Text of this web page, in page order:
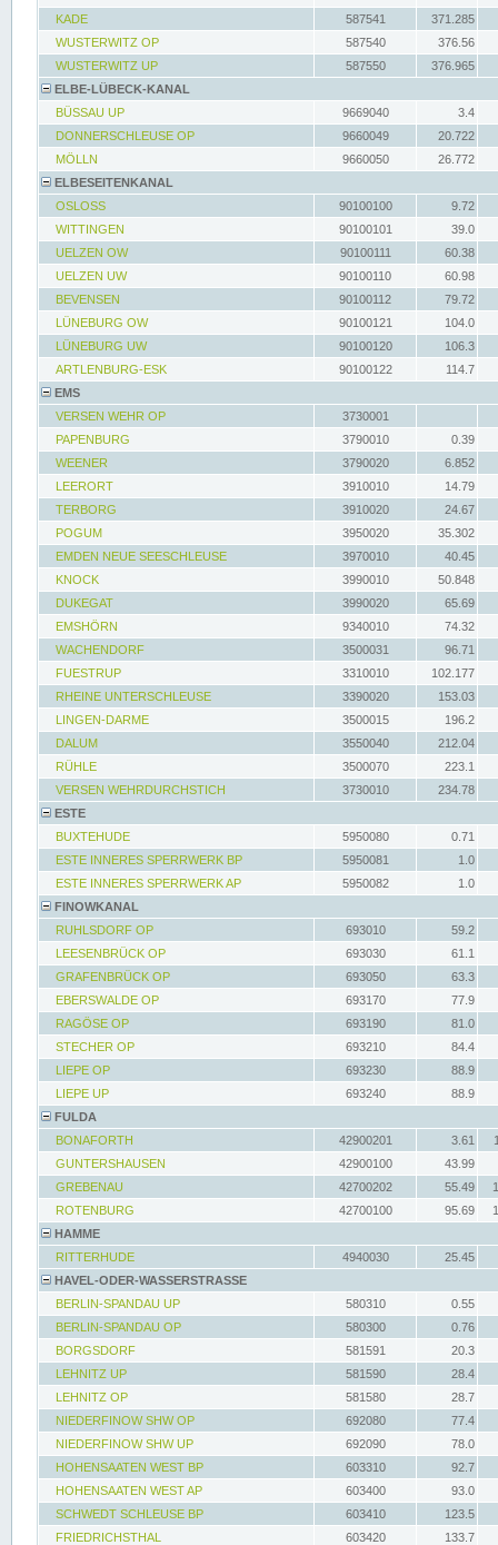
KADE
587541
371.285
WUSTERWITZ OP
587540
376.56
WUSTERWITZ UP
587550
376.965
ELBE-LÜBECK-KANAL
BÜSSAU UP
9669040
3.4
DONNERSCHLEUSE OP
9660049
20.722
MÖLLN
9660050
26.772
ELBESEITENKANAL
OSLOSS
90100100
9.72
WITTINGEN
90100101
39.0
UELZEN OW
90100111
60.38
UELZEN UW
90100110
60.98
BEVENSEN
90100112
79.72
LÜNEBURG OW
90100121
104.0
LÜNEBURG UW
90100120
106.3
ARTLENBURG-ESK
90100122
114.7
EMS
VERSEN WEHR OP
3730001
PAPENBURG
3790010
0.39
WEENER
3790020
6.852
LEERORT
3910010
14.79
TERBORG
3910020
24.67
POGUM
3950020
35.302
EMDEN NEUE SEESCHLEUSE
3970010
40.45
KNOCK
3990010
50.848
DUKEGAT
3990020
65.69
EMSHÖRN
9340010
74.32
WACHENDORF
3500031
96.71
FUESTRUP
3310010
102.177
RHEINE UNTERSCHLEUSE
3390020
153.03
LINGEN-DARME
3500015
196.2
DALUM
3550040
212.04
RÜHLE
3500070
223.1
VERSEN WEHRDURCHSTICH
3730010
234.78
ESTE
BUXTEHUDE
5950080
0.71
ESTE INNERES SPERRWERK BP
5950081
1.0
ESTE INNERES SPERRWERK AP
5950082
1.0
FINOWKANAL
RUHLSDORF OP
693010
59.2
LEESENBRÜCK OP
693030
61.1
GRAFENBRÜCK OP
693050
63.3
EBERSWALDE OP
693170
77.9
RAGÖSE OP
693190
81.0
STECHER OP
693210
84.4
LIEPE OP
693230
88.9
LIEPE UP
693240
88.9
FULDA
BONAFORTH
42900201 3.61
GUNTERSHAUSEN
42900100
43.99
GREBENAU
42700202 55.49
ROTENBURG
42700100 95.69
HAMME
RITTERHUDE
4940030
25.45
HAVEL-ODER-WASSERSTRASSE
BERLIN-SPANDAU UP
580310
0.55
BERLIN-SPANDAU OP
580300
0.76
BORGSDORF
581591
20.3
LEHNITZ UP
581590
28.4
LEHNITZ OP
581580
28.7
NIEDERFINOW SHW OP
692080
77.4
NIEDERFINOW SHW UP
692090
78.0
HOHENSAATEN WEST BP
603310
92.7
HOHENSAATEN WEST AP
603400
93.0
SCHWEDT SCHLEUSE BP
603410
123.5
FRIEDRICHSTHAL
603420
133.7